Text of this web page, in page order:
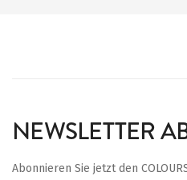
NEWSLETTER
Abonnieren Sie jetzt den